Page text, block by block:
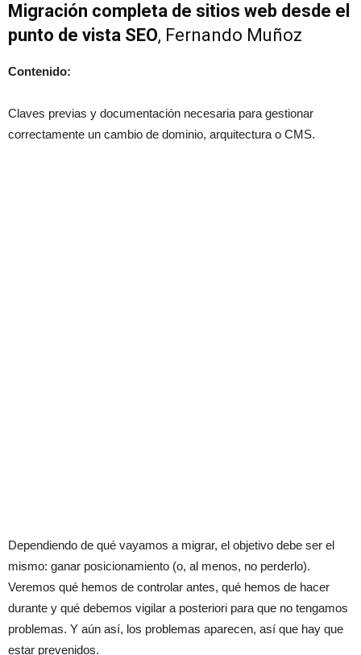
Migración completa de sitios web desde el
punto de vista SEO, Fernando Muñoz
Contenido:
Claves previas y documentación necesaria para gestionar
correctamente un cambio de dominio, arquitectura o CMS.
Dependiendo de qué vayamos a migrar, el objetivo debe ser el
mismo: ganar posicionamiento (o, al menos, no perderlo).
Veremos qué hemos de controlar antes, qué hemos de hacer
durante y qué debemos vigilar a posteriori para que no tengamos
problemas. Y aún así, los problemas aparecen, así que hay que
estar prevenidos.